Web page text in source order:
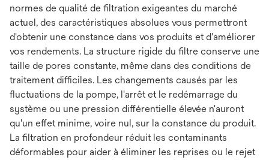
normes de qualité de filtration exigeantes du marché
actuel, des caractéristiques absolues vous permettront
d'obtenir une constance dans vos produits et d'améliorer
vos rendements. La structure rigide du filtre conserve une
taille de pores constante, même dans des conditions de
traitement difficiles. Les changements causés par les
fluctuations de la pompe, l'arrêt et le redémarrage du
système ou une pression différentielle élevée n'auront
qu'un effet minime, voire nul, sur la constance du produit.
La filtration en profondeur réduit les contaminants
déformables pour aider à éliminer les reprises ou le rejet